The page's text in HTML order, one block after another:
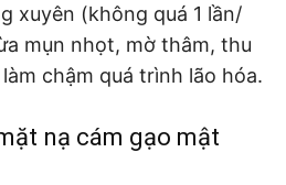
xuyên (không quá 1 lần/
mụn nhọt, mờ thâm, thu
chậm quá trình lão hóa.
nạ cám gạo mật